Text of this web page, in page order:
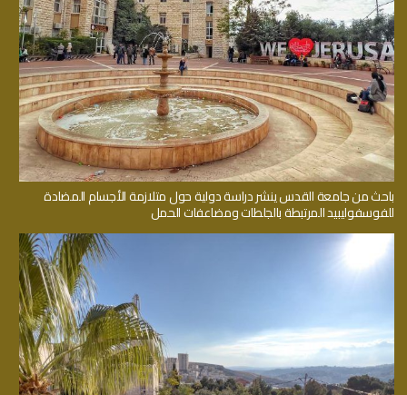
باحث من جامعة القدس ينشر دراسة دولية حول متلازمة الأجسام المضادة
للفوسفوليبيد المرتبطة بالجلطات ومضاعفات الحمل